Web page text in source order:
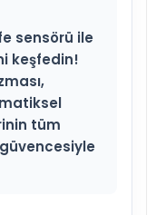
sensörü ile
keşfedin!
tüm